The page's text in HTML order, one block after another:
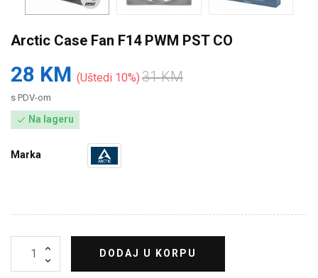
Arctic Case Fan F14 PWM PST CO
28 KM Uštedi 10% 31 KM
s PDV-om
 Na lageru
Marka
DODAJ U KORPU